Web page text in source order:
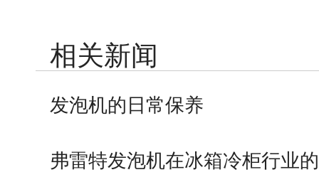
相关新闻
发泡机的日常保养
弗雷特发泡机在冰箱冷柜行业